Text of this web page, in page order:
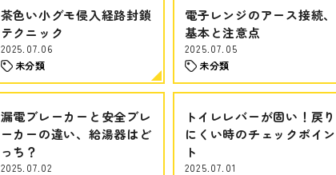
茶色い小グモ侵入経路封鎖
テクニック
2025.07.06
未分類
電子レンジのアース接続、
基本と注意点
2025.07.05
未分類
漏電ブレーカーと安全ブレ
ーカーの違い、給湯器はど
っち？
2025.07.02
トイレレバーが固い！戻り
にくい時のチェックポイン
ト
2025.07.01